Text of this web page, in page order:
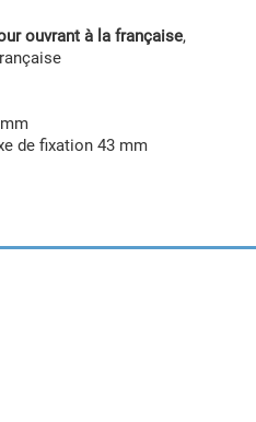
ouvrant à la française,
de fixation 43 mm